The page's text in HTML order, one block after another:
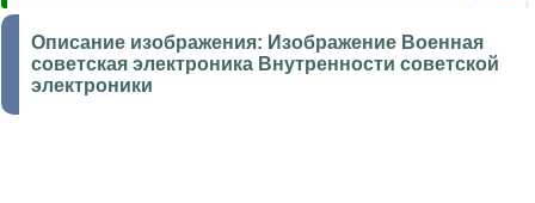
Описание изображения: Изображение Военная
советская электроника Внутренности советской
электроники